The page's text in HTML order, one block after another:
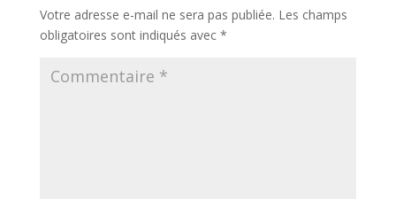
Votre adresse e-mail ne sera pas publiée. Les champs
obligatoires sont indiqués avec *